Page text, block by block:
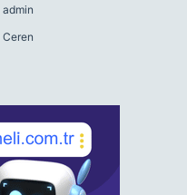
admin
Ceren